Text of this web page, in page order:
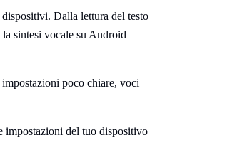
Dalla lettura del testo
sintesi vocale su Android
poco chiare, voci
impostazioni del tuo dispositivo